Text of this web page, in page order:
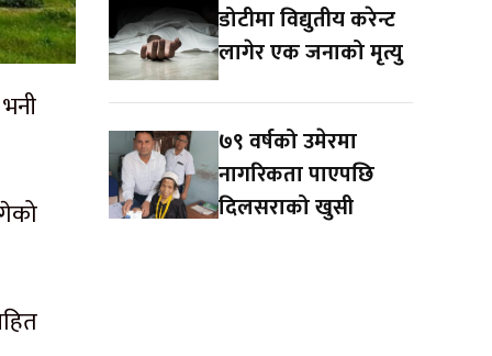
डोटीमा विद्युतीय करेन्ट
लागेर एक जनाको मृत्यु
७९ वर्षको उमेरमा
नागरिकता पाएपछि
दिलसराको खुसी